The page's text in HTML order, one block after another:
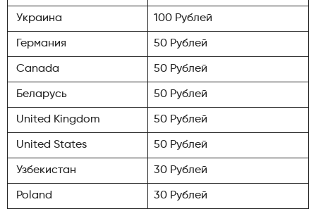
Украина 100 Рублей
Германия 50 Рублей
Canada 50 Рублей
Беларусь 50 Рублей
United Kingdom 50 Рублей
United States 50 Рублей
Узбекистан 30 Рублей
Poland 30 Рублей